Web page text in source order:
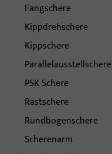
Fangschere
Kippdrehschere
Kippschere
Parallelausstellschere
PSK Schere
Rastschere
Rundbogenschere
Scherenarm